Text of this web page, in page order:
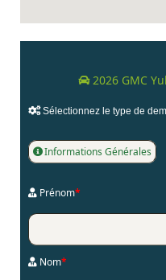
2026 GMC
Sélectionnez le type de
Informations Générales
Prénom*
Nom*